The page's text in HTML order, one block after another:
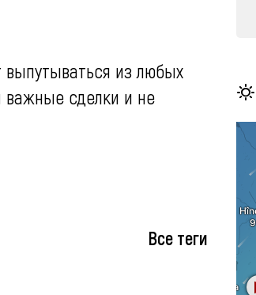
из любых
важные сделки и не
Все теги